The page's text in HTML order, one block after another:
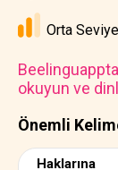
Önemli
Haklarına
Orta Seviye
okuyun ve